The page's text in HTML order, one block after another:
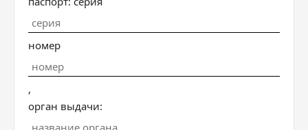
номер
,
орган выдачи: